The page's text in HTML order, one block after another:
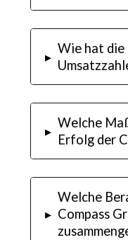
▸
Wie hat die
▸
Welche
Erfolg der
▸
Welche
Compass